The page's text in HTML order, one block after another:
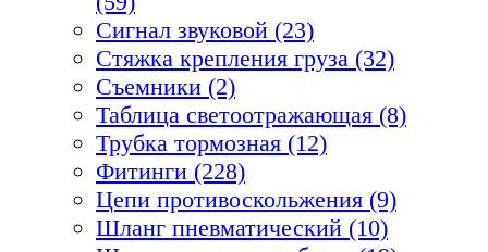
Сигнал звуковой (23)
Стяжка крепления груза (32)
Съемники (2)
Таблица светоотражающая (8)
Трубка тормозная (12)
Фитинги (228)
Цепи противоскольжения (9)
Шланг пневматический (10)